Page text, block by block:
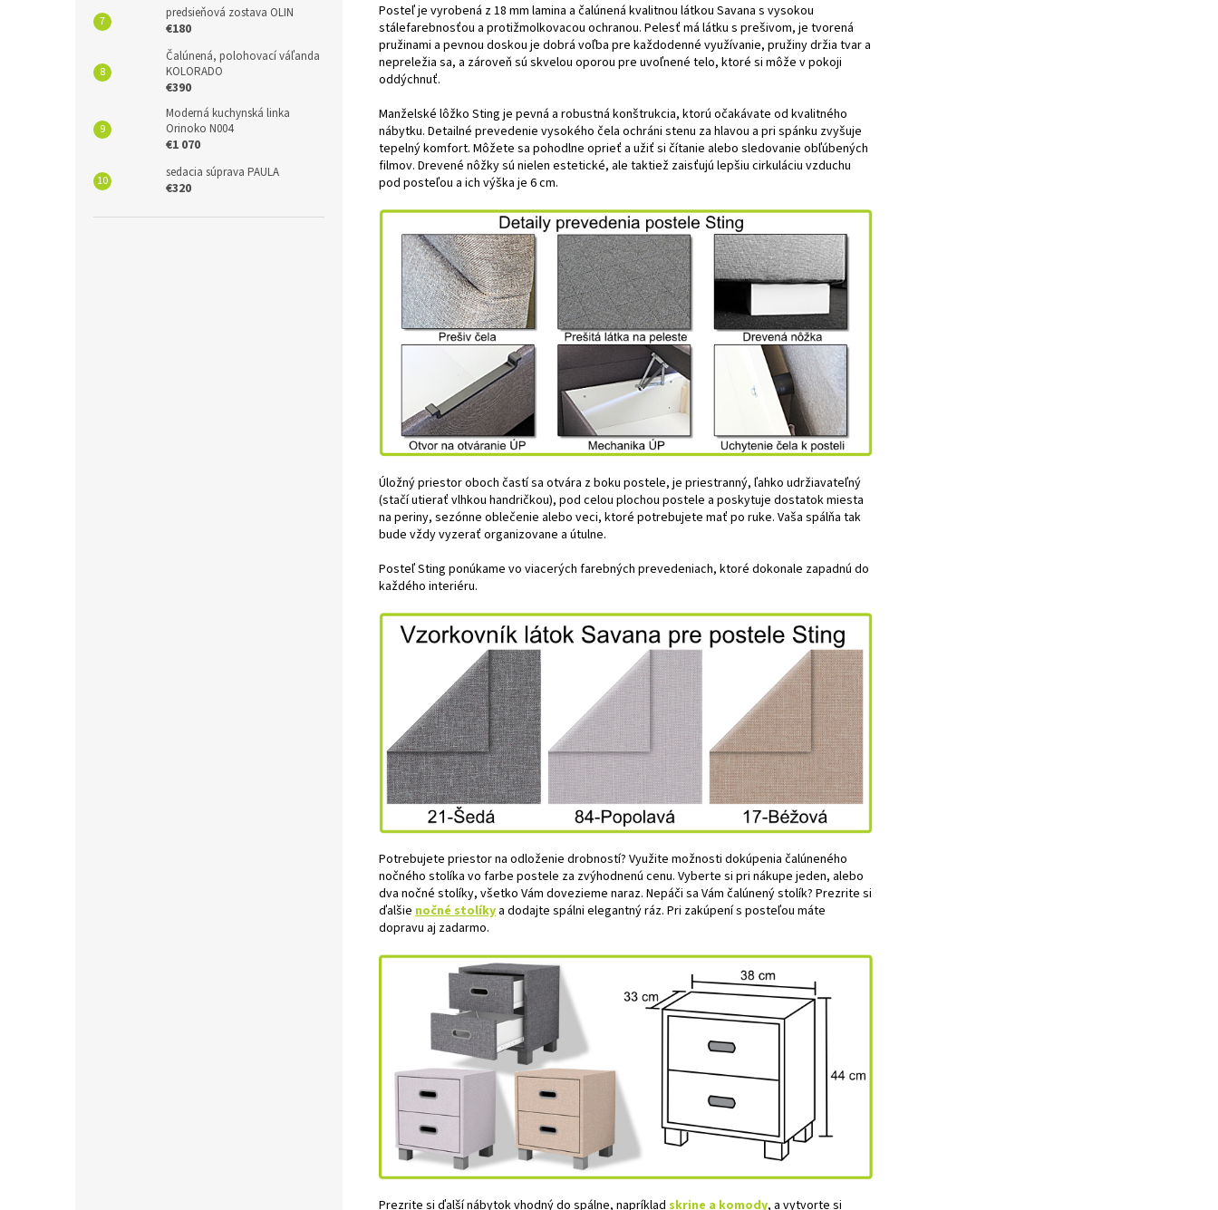
predsieňová zostava OLIN
€180
Čalúnená, polohovací váľanda
KOLORADO
€390
Moderná kuchynská linka
Orinoko N004
€1 070
sedacia súprava PAULA
€320
Posteľ je vyrobená z 18 mm lamina a čalúnená kvalitnou látkou Savana s vysokou
stálefarebnosťou a protižmolkovacou ochranou. Pelesť má látku s prešivom, je tvorená
pružinami a pevnou doskou je dobrá voľba pre každodenné využívanie, pružiny držia tvar a
nepreležia sa, a zároveň sú skvelou oporou pre uvoľnené telo, ktoré si môže v pokoji
oddýchnuť.
Manželské lôžko Sting je pevná a robustná konštrukcia, ktorú očakávate od kvalitného
nábytku. Detailné prevedenie vysokého čela ochráni stenu za hlavou a pri spánku zvyšuje
tepelný komfort. Môžete sa pohodlne oprieť a užiť si čítanie alebo sledovanie obľúbených
filmov. Drevené nôžky sú nielen estetické, ale taktiež zaisťujú lepšiu cirkuláciu vzduchu
pod posteľou a ich výška je 6 cm.
Úložný priestor oboch častí sa otvára z boku postele, je priestranný, ľahko udržiavateľný
(stačí utierať vlhkou handričkou), pod celou plochou postele a poskytuje dostatok miesta
na periny, sezónne oblečenie alebo veci, ktoré potrebujete mať po ruke. Vaša spálňa tak
bude vždy vyzerať organizovane a útulne.
Posteľ Sting ponúkame vo viacerých farebných prevedeniach, ktoré dokonale zapadnú do
každého interiéru.
Potrebujete priestor na odloženie drobností? Využite možnosti dokúpenia čalúneného
nočného stolíka vo farbe postele za zvýhodnenú cenu. Vyberte si pri nákupe jeden, alebo
dva nočné stolíky, všetko Vám dovezieme naraz. Nepáči sa Vám čalúnený stolík? Prezrite si
ďalšie nočné stolíky a dodajte spálni elegantný ráz. Pri zakúpení s posteľou máte
dopravu aj zadarmo.
Prezrite si ďalší nábytok vhodný do spálne, napríklad skrine a komody, a vytvorte si